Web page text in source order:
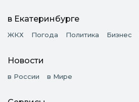
в Екатеринбурге
ЖКХ Погода Политика Бизнес
Новости
в России в Мире